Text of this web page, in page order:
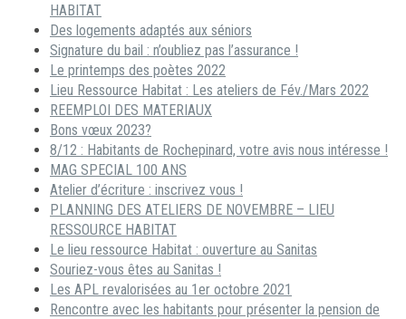
HABITAT
Des logements adaptés aux séniors
Signature du bail : n’oubliez pas l’assurance !
Le printemps des poètes 2022
Lieu Ressource Habitat : Les ateliers de Fév./Mars 2022
REEMPLOI DES MATERIAUX
Bons vœux 2023?
8/12 : Habitants de Rochepinard, votre avis nous intéresse !
MAG SPECIAL 100 ANS
Atelier d’écriture : inscrivez vous !
PLANNING DES ATELIERS DE NOVEMBRE – LIEU
RESSOURCE HABITAT
Le lieu ressource Habitat : ouverture au Sanitas
Souriez-vous êtes au Sanitas !
Les APL revalorisées au 1er octobre 2021
Rencontre avec les habitants pour présenter la pension de